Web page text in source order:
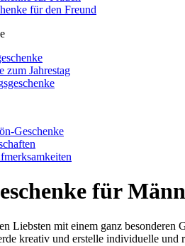
für den Freund
zum Jahrestag
Geschenke
für
Liebsten mit einem ganz
kreativ und erstelle individuelle